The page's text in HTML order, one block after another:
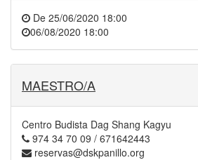
De 25/06/2020 18:00
06/08/2020 18:00
MAESTRO/A
Centro Budista Dag Shang Kagyu
974 34 70 09 / 671642443
reservas@dskpanillo.org